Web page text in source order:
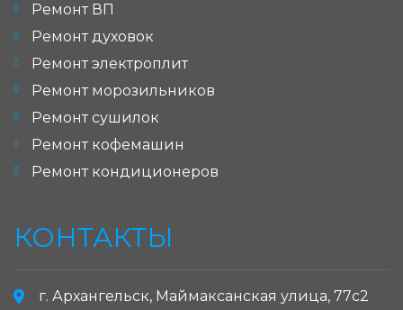
Ремонт ВП
Ремонт духовок
Ремонт электроплит
Ремонт морозильников
Ремонт сушилок
Ремонт кофемашин
Ремонт кондиционеров
КОНТАКТЫ
г. Архангельск, Маймаксанская улица, 77с2